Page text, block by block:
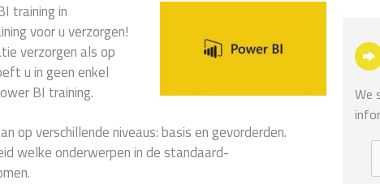
training in
voor u verzorgen!
verzorgen als op
u in geen enkel
BI training.
op verschillende niveaus: basis en gevorderden.
welke onderwerpen in de standaard-
We